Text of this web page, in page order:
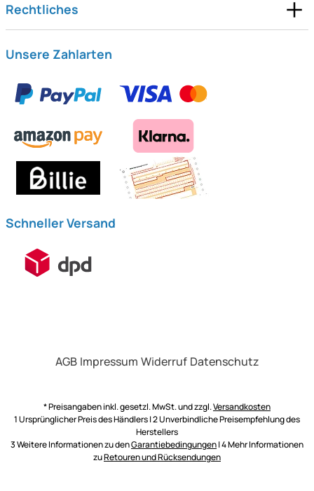
Rechtliches
Unsere Zahlarten
Schneller Versand
AGB Impressum Widerruf Datenschutz
* Preisangaben inkl. gesetzl. MwSt. und zzgl.Versandkosten
1 Ursprünglicher Preis des Händlers | 2 Unverbindliche Preisempfehlung des
Herstellers
3 Weitere Informationen zu denGarantiebedingungen| 4 Mehr Informationen
zuRetouren und Rücksendungen